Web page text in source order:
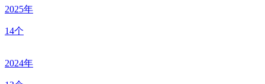
2025年
14个
2024年